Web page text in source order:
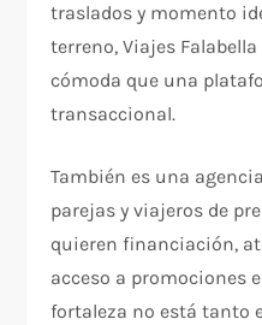
traslados y momento
terreno, Viajes
cómoda que una
transaccional.
También es una
parejas y viajeros de
quieren financiación,
acceso a promociones
fortaleza no está tanto